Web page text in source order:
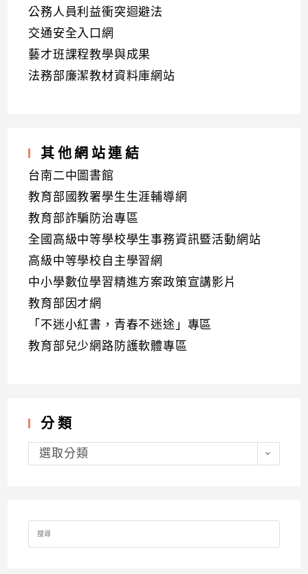
公務人員利益衝突迴避法
交通安全入口網
藝才班課程教學與成果
法務部廉潔教材資料庫網站
其他網站連結
台南二中圖書館
教育部國教署學生生涯輔導網
教育部詐騙防治專區
全國高級中等學校學生事務資訊暨活動網站
高級中等學校自主學習網
中小學數位學習精進方案政策宣講影片
教育部因才網
「不迷小紅書，青春不迷途」專區
教育部兒少網路防護軟體專區
分類
分
類選取分類
Search
for: